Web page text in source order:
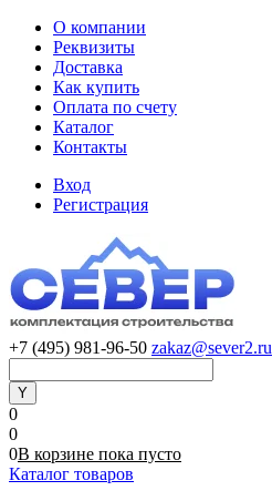
О компании
Реквизиты
Доставка
Как купить
Оплата по счету
Каталог
Контакты
Вход
Регистрация
+7 (495) 981-96-50 zakaz@sever2.ru
0
0
0В корзине пока пусто
Каталог товаров